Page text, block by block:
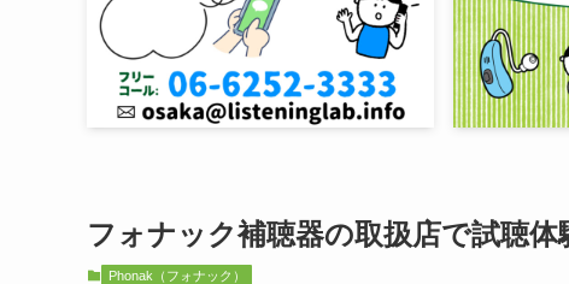
フォナック補聴器の取扱店で試聴体
Phonak（フォナック）